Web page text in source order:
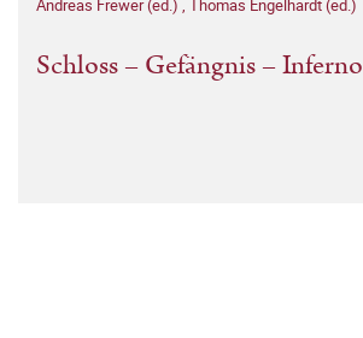
Andreas Frewer (ed.) , Thomas Engelhardt (ed.)
Schloss – Gefängnis – Inferno